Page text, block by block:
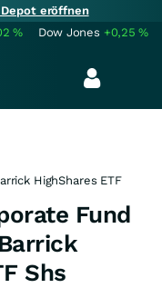
eröffnen
% Dow Jones +0,25%
HighShares ETF
Fund
Shs